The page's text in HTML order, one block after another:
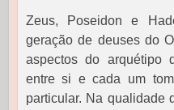
Zeus, Poseidon e
geração de deuses do
aspectos do arquétipo
entre si e cada um
particular. Na qualidade